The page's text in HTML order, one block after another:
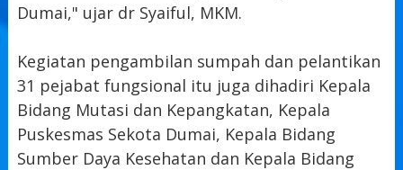
Dumai," ujar dr Syaiful, MKM.
Kegiatan pengambilan sumpah dan pelantikan
31 pejabat fungsional itu juga dihadiri Kepala
Bidang Mutasi dan Kepangkatan, Kepala
Puskesmas Sekota Dumai, Kepala Bidang
Sumber Daya Kesehatan dan Kepala Bidang